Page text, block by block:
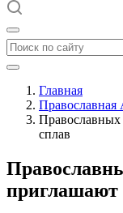
Главная
Православная
Православных
сплав
приглашают